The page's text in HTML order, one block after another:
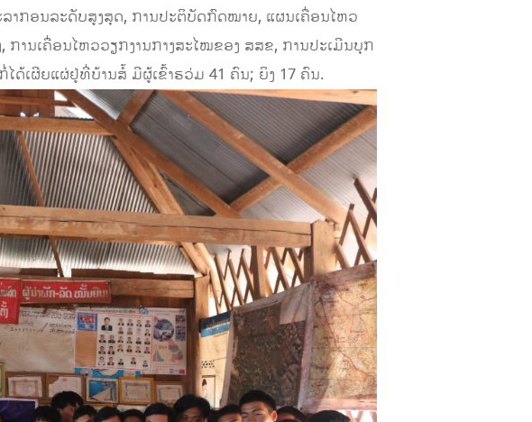
າກອນລະດັບສູງສຸດ, ການປະຕິບັດກົດໝາຍ, ແຜນເຄື່ອນໄຫວ
ານເຄື່ອນໄຫວວຽກງານກາງສະໄໝຂອງ ສສຂ, ການປະເມີນບຸກ
ດ້ເຜີຍແຜ່ຢູ່ທີ່ບ້ານສໍ້ ມີຜູ້ເຂົ້າຮວ່ມ 41 ຄົນ; ຍິງ 17 ຄົນ.